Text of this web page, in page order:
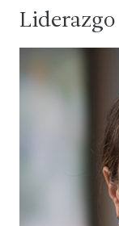
Liderazgo